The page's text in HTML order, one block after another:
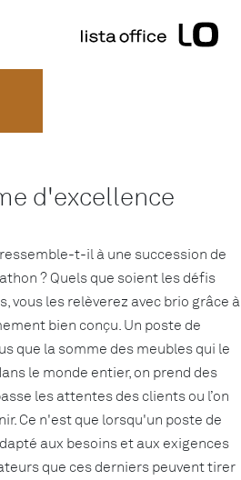
d'excellence
t-il à une succession de
? Quels que soient les défis
vous les relèverez avec brio grâce à
bien conçu. Un poste de
que la somme des meubles qui le
le monde entier, on prend des
les attentes des clients ou l’on
Ce n'est que lorsqu'un poste de
aux besoins et aux exigences
que ces derniers peuvent tirer